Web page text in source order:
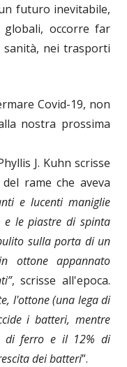
futuro inevitabile,
globali, occorre far
nei trasporti
Covid-19, non
nostra prossima
J. Kuhn scrisse
rame che aveva
e lucenti maniglie
e le piastre di spinta
sulla porta di un
ottone appannato
, scrisse all'epoca.
l'ottone (una lega di
i batteri, mentre
di ferro e il 12% di
dei batteri”.